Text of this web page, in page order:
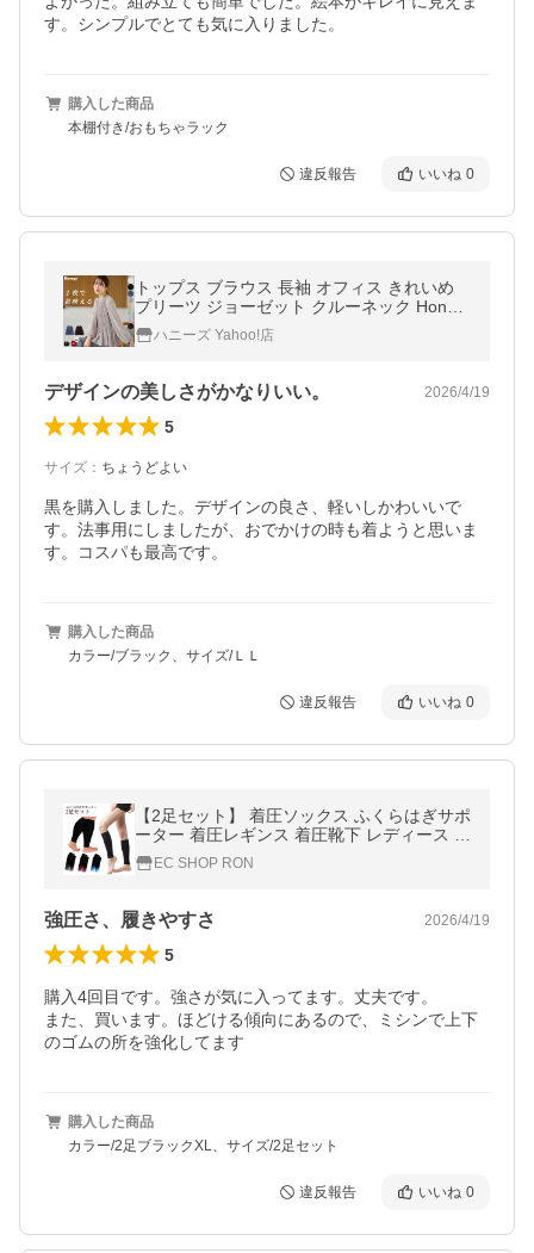
す。シンプルでとても気に入りました。
購入した商品
本棚付き/おもちゃラック
違反報告 いいね 0
トップス ブラウス 長袖 オフィス きれいめ
プリーツ ジョーゼット クルーネック Honey
s ハニーズ プリーツ使いブラウス
ハニーズ Yahoo!店
デザインの美しさがかなりいい。 2026/4/19
5
サイズ ： ちょうどよい
黒を購入しました。デザインの良さ、軽いしかわいいで
す。法事用にしましたが、おでかけの時も着ようと思いま
す。コスパも最高です。
購入した商品
カラー/ブラック、サイズ/ＬＬ
違反報告 いいね 0
【2足セット】 着圧ソックス ふくらはぎサポ
ーター 着圧レギンス 着圧靴下 レディース メ
ンズ プレゼント ギフト 足つり防止 肉離れ
下肢静脈瘤 血
EC SHOP RON
強圧さ、履きやすさ 2026/4/19
5
購入4回目です。強さが気に入ってます。丈夫です。
また、買います。ほどける傾向にあるので、ミシンで上下
のゴムの所を強化してます
購入した商品
カラー/2足ブラックXL、サイズ/2足セット
違反報告 いいね 0